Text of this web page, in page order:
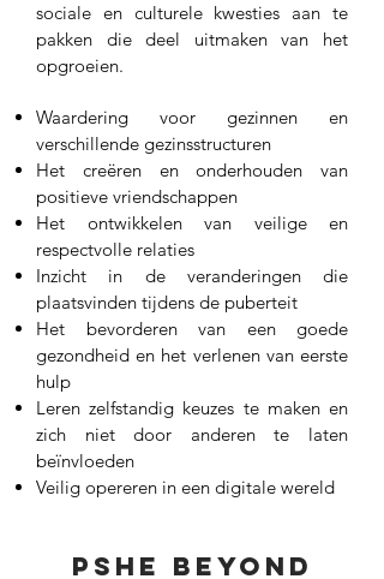
sociale en culturele kwesties aan te
pakken die deel uitmaken van het
opgroeien.
Waardering voor gezinnen en
verschillende gezinsstructuren
Het creëren en onderhouden van
positieve vriendschappen
Het ontwikkelen van veilige en
respectvolle relaties
Inzicht in de veranderingen die
plaatsvinden tijdens de puberteit
Het bevorderen van een goede
gezondheid en het verlenen van eerste
hulp
Leren zelfstandig keuzes te maken en
zich niet door anderen te laten
beïnvloeden
Veilig opereren in een digitale wereld
PSHE BEYOND